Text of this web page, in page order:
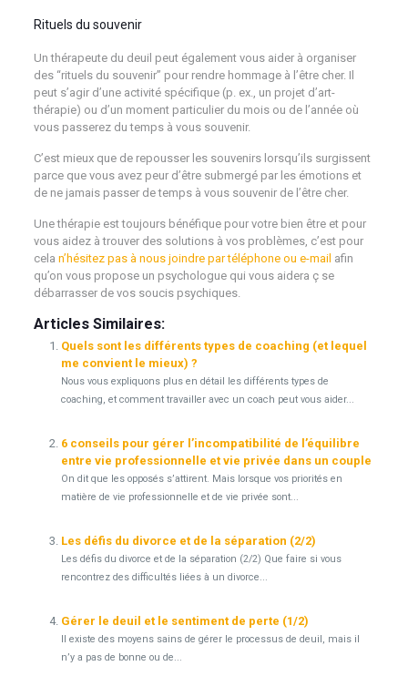
Rituels du souvenir
Un thérapeute du deuil peut également vous aider à organiser
des “rituels du souvenir” pour rendre hommage à l’être cher. Il
peut s’agir d’une activité spécifique (p. ex., un projet d’art-
thérapie) ou d’un moment particulier du mois ou de l’année où
vous passerez du temps à vous souvenir.
C’est mieux que de repousser les souvenirs lorsqu’ils surgissent
parce que vous avez peur d’être submergé par les émotions et
de ne jamais passer de temps à vous souvenir de l’être cher.
Une thérapie est toujours bénéfique pour votre bien être et pour
vous aidez à trouver des solutions à vos problèmes, c’est pour
cela n’hésitez pas à nous joindre par téléphone ou e-mail afin
qu’on vous propose un psychologue qui vous aidera ç se
débarrasser de vos soucis psychiques.
Articles Similaires:
Quels sont les différents types de coaching (et lequel
me convient le mieux) ?
Nous vous expliquons plus en détail les différents types de
coaching, et comment travailler avec un coach peut vous aider...
6 conseils pour gérer l’incompatibilité de l’équilibre
entre vie professionnelle et vie privée dans un couple
On dit que les opposés s’attirent. Mais lorsque vos priorités en
matière de vie professionnelle et de vie privée sont...
Les défis du divorce et de la séparation (2/2)
Les défis du divorce et de la séparation (2/2) Que faire si vous
rencontrez des difficultés liées à un divorce...
Gérer le deuil et le sentiment de perte (1/2)
Il existe des moyens sains de gérer le processus de deuil, mais il
n’y a pas de bonne ou de...